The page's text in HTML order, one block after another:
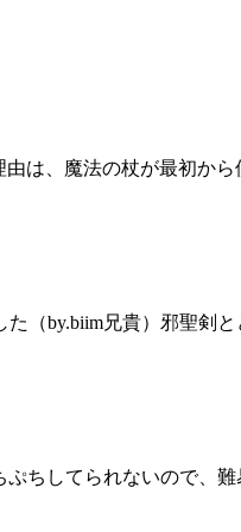
は、魔法の杖が最初か
（by.biim兄貴）邪聖剣
ちしてられないので、難